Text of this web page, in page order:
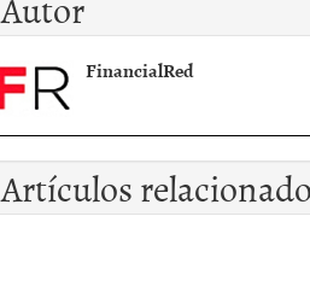
FinancialRed
Artículos